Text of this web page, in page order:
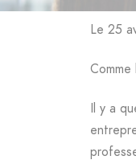
Le 25
Il y a